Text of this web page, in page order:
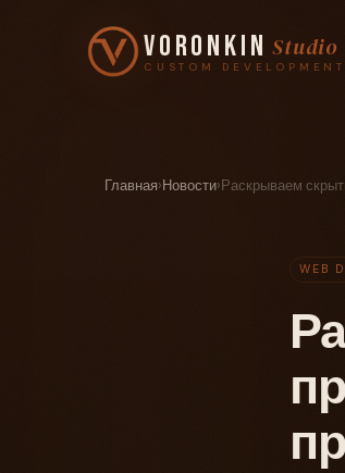
Voronkin Studio
CUSTOM DEVELOPMENT
Главная›Новости›Раскрываем
WEB